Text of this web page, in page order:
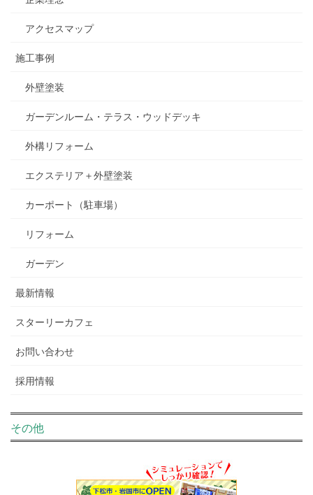
アクセスマップ
施工事例
外壁塗装
ガーデンルーム・テラス・ウッドデッキ
外構リフォーム
エクステリア＋外壁塗装
カーポート（駐車場）
リフォーム
ガーデン
最新情報
スターリーカフェ
お問い合わせ
採用情報
その他